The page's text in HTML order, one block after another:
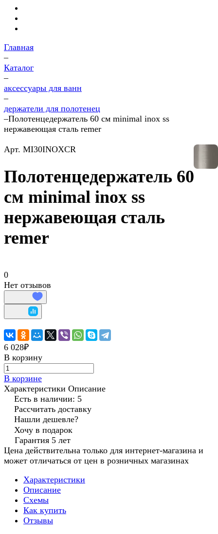
Главная
–
Каталог
–
аксессуары для ванн
–
держатели для полотенец
–Полотенцедержатель 60 см minimal inox ss
нержавеющая сталь remer
Арт. MI30INOXCR
Полотенцедержатель 60
см minimal inox ss
нержавеющая сталь
remer
0
Нет отзывов
6 028₽
В корзину
В корзине
Характеристики Описание
Есть в наличии: 5
Рассчитать доставку
Нашли дешевле?
Хочу в подарок
Гарантия 5 лет
Цена действительна только для интернет-магазина и
может отличаться от цен в розничных магазинах
Характеристики
Описание
Схемы
Как купить
Отзывы